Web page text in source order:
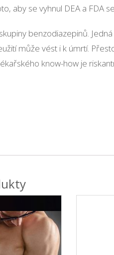
aby se vyhnul DEA a FDA
benzodiazepinů.
může vést i k úmrtí.
know-how je